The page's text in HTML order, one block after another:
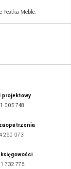
Pestka Meble.
projektowy
005 748
260 073
księgowości
732 776